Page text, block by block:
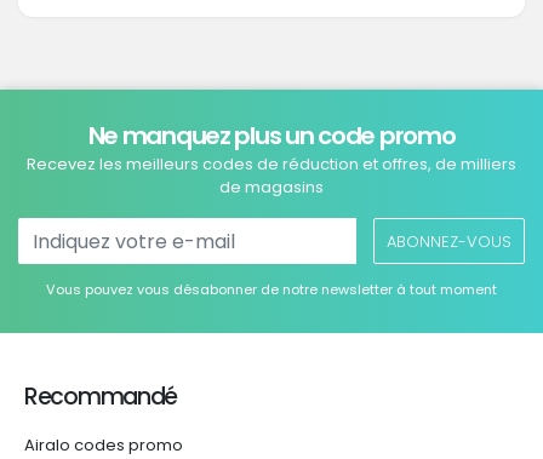
Ne manquez plus un code promo
Recevez les meilleurs codes de réduction et offres, de milliers
de magasins
ABONNEZ-VOUS
Vous pouvez vous désabonner de notre newsletter à tout moment
Recommandé
Airalo codes promo